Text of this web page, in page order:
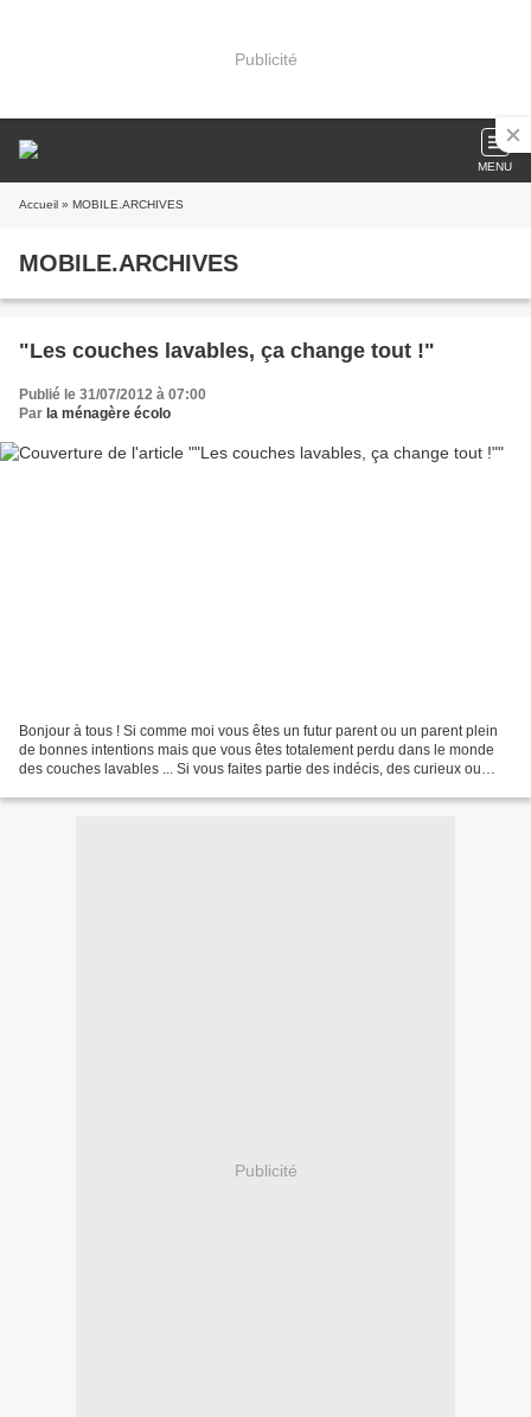
Publicité
MENU
Accueil » MOBILE.ARCHIVES
MOBILE.ARCHIVES
"Les couches lavables, ça change tout !"
Publié le 31/07/2012 à 07:00
Par la ménagère écolo
Bonjour à tous ! Si comme moi vous êtes un futur parent ou un parent plein
de bonnes intentions mais que vous êtes totalement perdu dans le monde
des couches lavables ... Si vous faites partie des indécis, des curieux ou
Publicité